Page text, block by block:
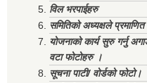
विल भरपाईहरु
समितिको अध्यक्षले प्रमाणित
योजनाको कार्य सुरु गर्नु
वटा फोटोहरु ।
सूचना पाटी/ वोर्डको फोटो।